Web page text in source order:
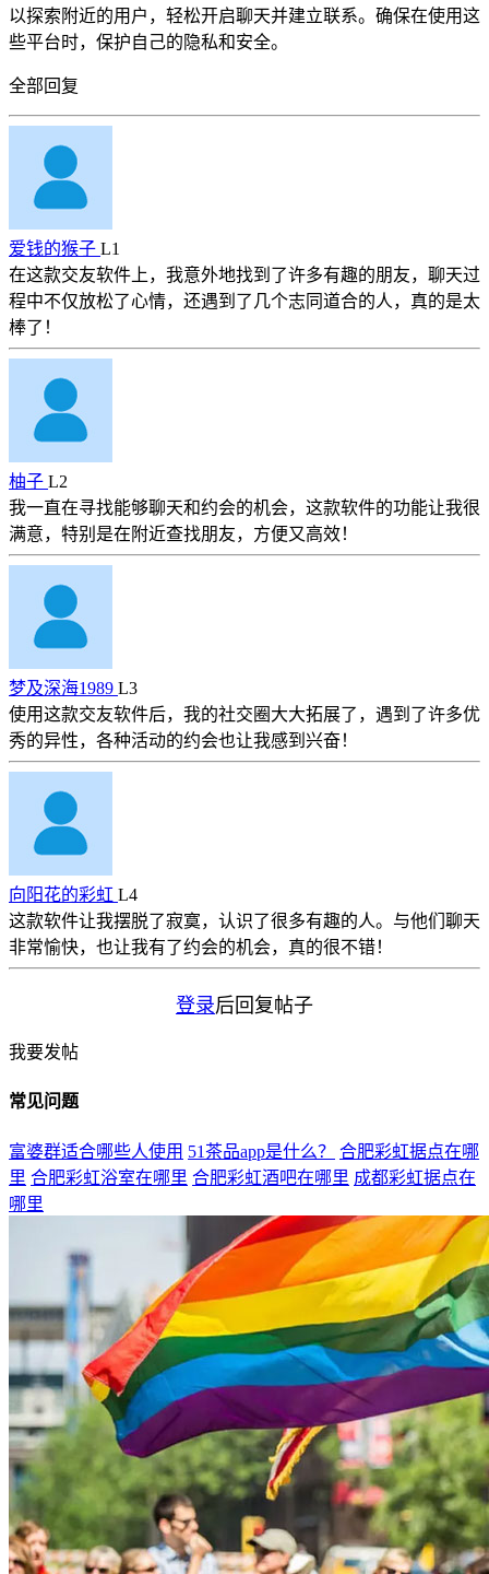
以探索附近的用户，轻松开启聊天并建立联系。确保在使用这
些平台时，保护自己的隐私和安全。
全部回复
爱钱的猴子 L1
在这款交友软件上，我意外地找到了许多有趣的朋友，聊天过
程中不仅放松了心情，还遇到了几个志同道合的人，真的是太
棒了！
柚子 L2
我一直在寻找能够聊天和约会的机会，这款软件的功能让我很
满意，特别是在附近查找朋友，方便又高效！
梦及深海1989 L3
使用这款交友软件后，我的社交圈大大拓展了，遇到了许多优
秀的异性，各种活动的约会也让我感到兴奋！
向阳花的彩虹 L4
这款软件让我摆脱了寂寞，认识了很多有趣的人。与他们聊天
非常愉快，也让我有了约会的机会，真的很不错！
登录后回复帖子
我要发帖
常见问题
富婆群适合哪些人使用 51茶品app是什么？
合肥彩虹据点在哪
里 合肥彩虹浴室在哪里 合肥彩虹酒吧在哪里 成都彩虹据点在
哪里